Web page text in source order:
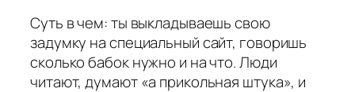
Суть в чем: ты выкладываешь свою
задумку на специальный сайт, говоришь
сколько бабок нужно и на что. Люди
читают, думают «а прикольная штука», и